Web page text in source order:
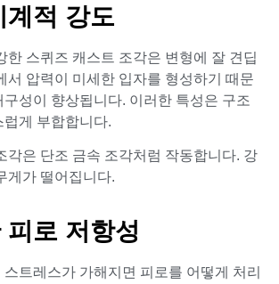
계적 강도
한 스퀴즈 캐스트 조각은 변형에 잘 견딥
서 압력이 미세한 입자를 형성하기 때문
성이 향상됩니다. 이러한 특성은 구조
게 부합합니다.
각은 단조 금속 조각처럼 작동합니다. 강
게가 떨어집니다.
로 저항성
트레스가 가해지면 피로를 어떻게 처리